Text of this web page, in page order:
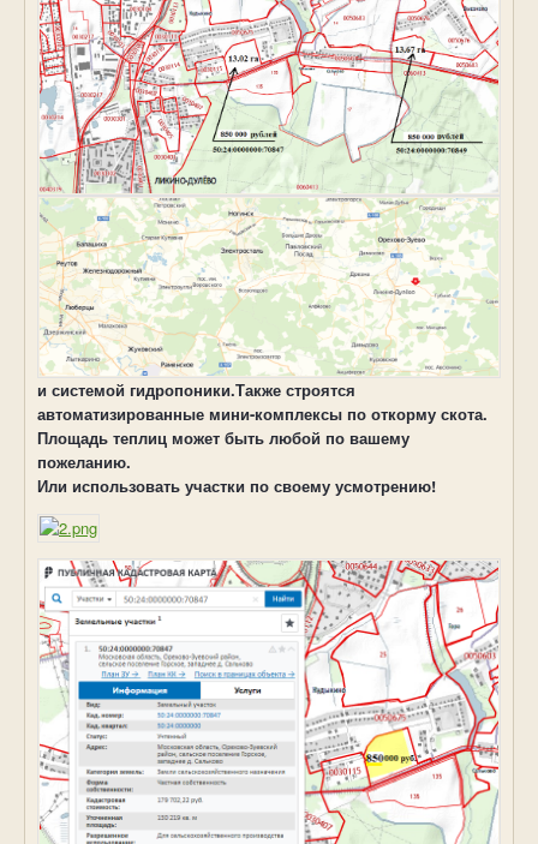
и системой гидропоники.Также строятся
автоматизированные мини-комплексы по откорму скота.
Площадь теплиц может быть любой по вашему
пожеланию.
Или использовать участки по своему усмотрению!